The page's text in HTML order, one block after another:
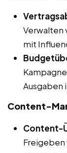
Verwalten
mit
Ausgaben
Content-
Content-
Freigeben